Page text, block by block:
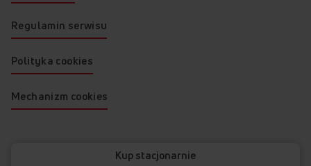
Kup stacjonarnie
© 2026 AMICA
Regulamin serwisu
Polityka cookies
Mechanizm cookies